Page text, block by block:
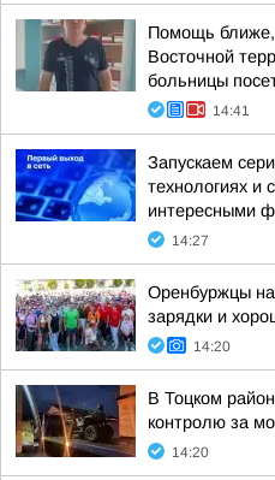
Помощь ближе,
Восточной
больницы
14:41
Запускаем
технологиях и
интересными
14:27
Оренбуржцы
зарядки и
14:20
В Тоцком
контролю за
14:20